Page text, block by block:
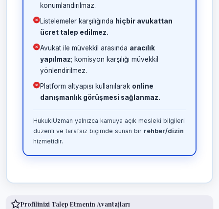
konumlandırılmaz.
Listelemeler karşılığında hiçbir avukattan
ücret talep edilmez.
Avukat ile müvekkil arasında aracılık
yapılmaz; komisyon karşılığı müvekkil
yönlendirilmez.
Platform altyapısı kullanılarak online
danışmanlık görüşmesi sağlanmaz.
HukukiUzman yalnızca kamuya açık mesleki bilgileri
düzenli ve tarafsız biçimde sunan bir rehber/dizin
hizmetidir.
Profilinizi Talep Etmenin Avantajları